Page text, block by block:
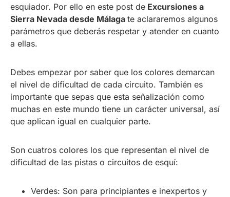
esquiador. Por ello en este post de Excursiones a
Sierra Nevada desde Málaga te aclararemos algunos
parámetros que deberás respetar y atender en cuanto
a ellas.
Debes empezar por saber que los colores demarcan
el nivel de dificultad de cada circuito. También es
importante que sepas que esta señalización como
muchas en este mundo tiene un carácter universal, así
que aplican igual en cualquier parte.
Son cuatros colores los que representan el nivel de
dificultad de las pistas o circuitos de esquí:
Verdes: Son para principiantes e inexpertos y